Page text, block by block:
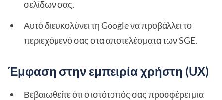
σελίδων σας.
Αυτό διευκολύνει τη Google να προβάλλει το
περιεχόμενό σας στα αποτελέσματα των SGE.
Έμφαση στην εμπειρία χρήστη (UX)
Βεβαιωθείτε ότι ο ιστότοπός σας προσφέρει μια